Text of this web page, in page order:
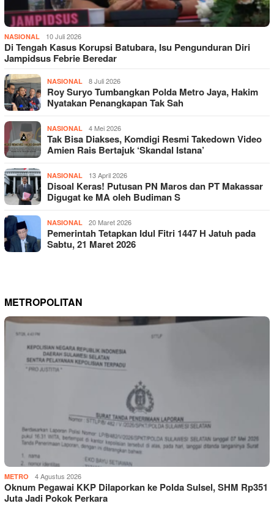
NASIONAL 10 Juli 2026
Di Tengah Kasus Korupsi Batubara, Isu Pengunduran Diri
Jampidsus Febrie Beredar
NASIONAL 8 Juli 2026
Roy Suryo Tumbangkan Polda Metro Jaya, Hakim
Nyatakan Penangkapan Tak Sah
NASIONAL 4 Mei 2026
Tak Bisa Diakses, Komdigi Resmi Takedown Video
Amien Rais Bertajuk ‘Skandal Istana’
NASIONAL 13 April 2026
Disoal Keras! Putusan PN Maros dan PT Makassar
Digugat ke MA oleh Budiman S
NASIONAL 20 Maret 2026
Pemerintah Tetapkan Idul Fitri 1447 H Jatuh pada
Sabtu, 21 Maret 2026
METROPOLITAN
METRO 4 Agustus 2026
Oknum Pegawai KKP Dilaporkan ke Polda Sulsel, SHM Rp351
Juta Jadi Pokok Perkara